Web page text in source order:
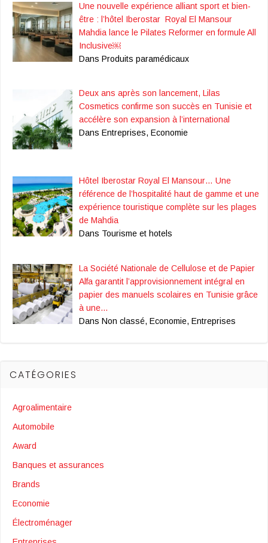
Une nouvelle expérience alliant sport et bien-
être : l’hôtel Iberostar Royal El Mansour
Mahdia lance le Pilates Reformer en formule All
Inclusive￼
Dans Produits paramédicaux
Deux ans après son lancement, Lilas
Cosmetics confirme son succès en Tunisie et
accélère son expansion à l’international
Dans Entreprises, Economie
Hôtel Iberostar Royal El Mansour… Une
référence de l’hospitalité haut de gamme et une
expérience touristique complète sur les plages
de Mahdia
Dans Tourisme et hotels
La Société Nationale de Cellulose et de Papier
Alfa garantit l’approvisionnement intégral en
papier des manuels scolaires en Tunisie grâce
à une…
Dans Non classé, Economie, Entreprises
CATÉGORIES
Agroalimentaire
Automobile
Award
Banques et assurances
Brands
Economie
Électroménager